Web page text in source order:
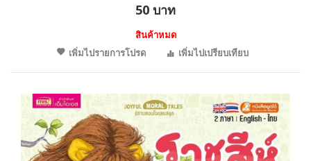
50 บาท
สินค้าหมด
เพิ่มไปรายการโปรด
เพิ่มไปเปรียบเทียบ